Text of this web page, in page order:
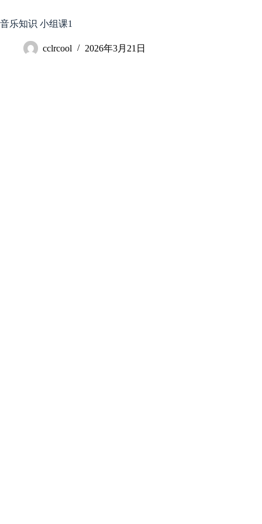
至
内
音乐知识 小组课1
cclrcool 2026年3月21日